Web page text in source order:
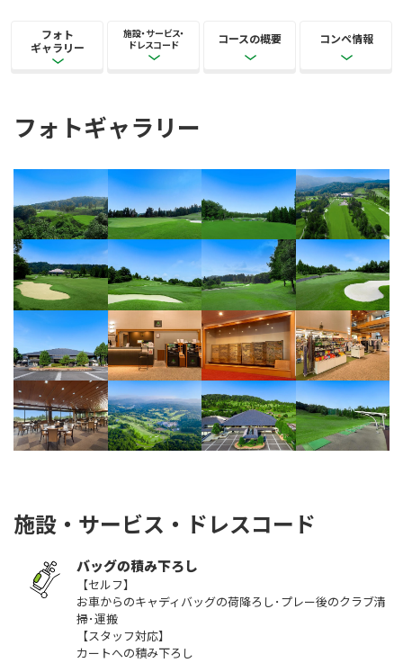
フォト
ギャラリー
施設・サービス・
ドレスコード
コースの概要 コンペ情報
フォトギャラリー
施設・サービス・ドレスコード
バッグの積み下ろし
【セルフ】
お車からのキャディバッグの荷降ろし･プレー後のクラブ清
掃･運搬
【スタッフ対応】
カートへの積み下ろし